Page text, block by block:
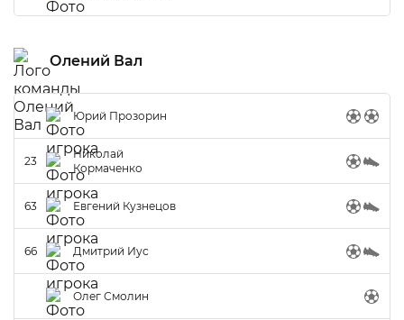
Олений Вал
Юрий Прозорин
23
Николай
Кормаченко
63 Евгений Кузнецов
66 Дмитрий Иус
Олег Смолин